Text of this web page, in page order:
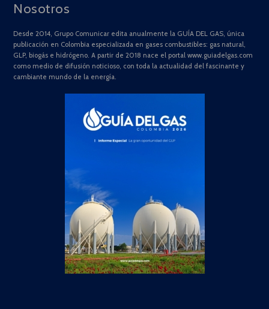
Nosotros
Desde 2014, Grupo Comunicar edita anualmente la GUÍA DEL GAS, única
publicación en Colombia especializada en gases combustibles: gas natural,
GLP, biogás e hidrógeno. A partir de 2018 nace el portal www.guiadelgas.com
como medio de difusión noticioso, con toda la actualidad del fascinante y
cambiante mundo de la energía.